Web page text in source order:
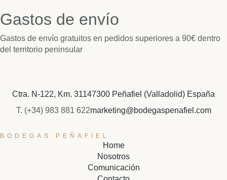
Gastos de envío
Gastos de envío gratuitos en pedidos superiores a 90€ dentro
del territorio peninsular
Ctra. N-122, Km. 31147300 Peñafiel (Valladolid) España
T. (+34) 983 881 622marketing@bodegaspenafiel.com
BODEGAS PEÑAFIEL
Home
Nosotros
Comunicación